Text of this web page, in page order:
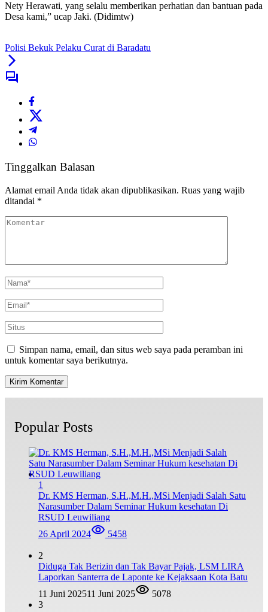
Nety Herawati, yang selalu memberikan perhatian dan bantuan pada
Desa kami,” ucap Jaki. (Didimtw)
Polisi Bekuk Pelaku Curat di Baradatu
Tinggalkan Balasan
Alamat email Anda tidak akan dipublikasikan. Ruas yang wajib
ditandai *
Simpan nama, email, dan situs web saya pada peramban ini
untuk komentar saya berikutnya.
Popular Posts
1
Dr. KMS Herman, S.H.,M.H.,MSi Menjadi Salah Satu
Narasumber Dalam Seminar Hukum kesehatan Di
RSUD Leuwiliang
26 April 2024
5458
2
Diduga Tak Berizin dan Tak Bayar Pajak, LSM LIRA
Laporkan Santerra de Laponte ke Kejaksaan Kota Batu
11 Juni 202511 Juni 2025
5078
3